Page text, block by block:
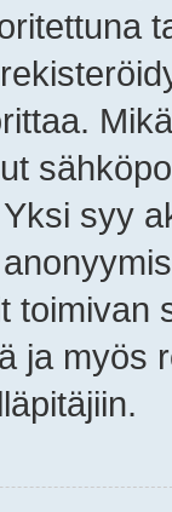
syy
toimivan
ja myös